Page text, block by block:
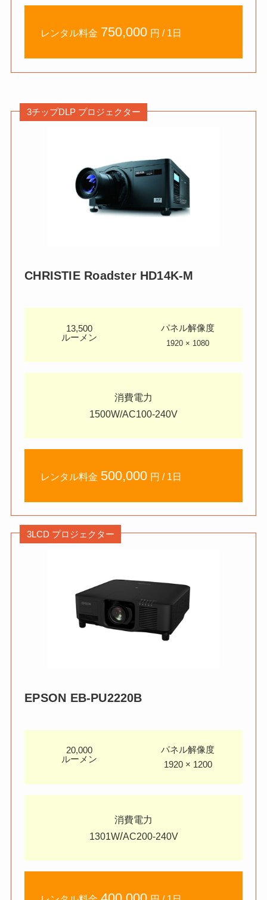
レンタル料金 750,000 円 / 1日
3チップDLP プロジェクター
CHRISTIE Roadster HD14K-M
13,500
ルーメン
パネル解像度
1920 × 1080
消費電力
1500W/AC100-240V
レンタル料金 500,000 円 / 1日
3LCD プロジェクター
EPSON EB-PU2220B
20,000
ルーメン
パネル解像度
1920 × 1200
消費電力
1301W/AC200-240V